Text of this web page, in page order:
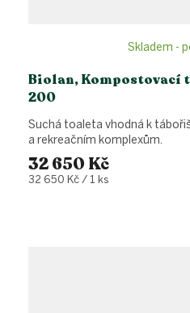
Biolan, Kompostovací
200
Skladem -
32 650 Kč
Měrná
32 650 Kč / 1 ks
Suchá toaleta vhodná k
a rekreačním komplexům.